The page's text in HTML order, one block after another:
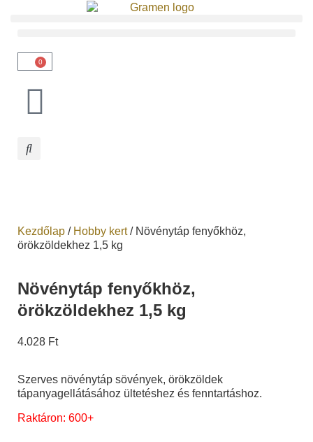
0
Kezdőlap / Hobby kert/ Növénytáp fenyőkhöz,
örökzöldekhez 1,5 kg
Növénytáp fenyőkhöz,
örökzöldekhez 1,5 kg
4.028 Ft
Szerves növénytáp sövények, örökzöldek
tápanyagellátásához ültetéshez és fenntartáshoz.
Raktáron: 600+